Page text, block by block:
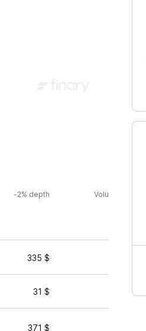
-2% depth Volume (24h)
335 $
31 $ 2 357 $
371 $